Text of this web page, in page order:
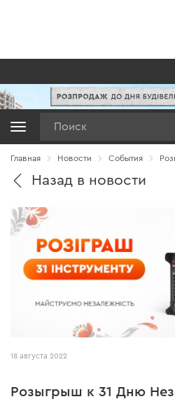
Главная Новости Cобытия
Назад в новости
18 августа 2022
Розыгрыш к 31 Дню